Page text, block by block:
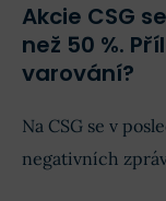
Akcie CSG
než 50 %.
varování?
Na CSG se v
negativních